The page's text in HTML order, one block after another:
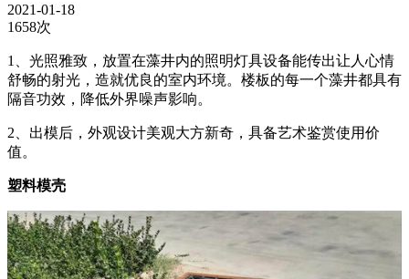
2021-01-18
1658次
1、光照雅致，放置在藻井内的照明灯具设备能传出让人心情
舒畅的射光，造就优良的室内环境。楼板的每一个藻井都具有
隔音功效，降低外界噪声影响。
2、出模后，外观设计美观大方新奇，具备艺术鉴赏使用价
值。
塑料模壳